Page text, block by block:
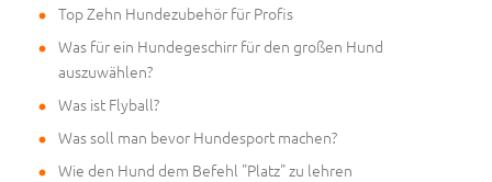
Top Zehn Hundezubehör für Profis
Was für ein Hundegeschirr für den großen Hund
auszuwählen?
Was ist Flyball?
Was soll man bevor Hundesport machen?
Wie den Hund dem Befehl "Platz" zu lehren